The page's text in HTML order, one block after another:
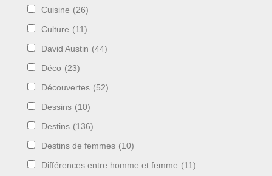
Cuisine (26)
Culture (11)
David Austin (44)
Déco (23)
Découvertes (52)
Dessins (10)
Destins (136)
Destins de femmes (10)
Différences entre homme et femme (11)